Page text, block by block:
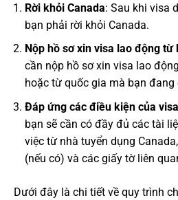
Rời khỏi Canada: Sau khi visa
bạn phải rời khỏi Canada.
Nộp hồ sơ xin visa lao động từ
cần nộp hồ sơ xin visa lao
hoặc từ quốc gia mà bạn đang
Đáp ứng các điều kiện của
bạn sẽ cần có đầy đủ các tài
việc từ nhà tuyển dụng
(nếu có) và các giấy tờ liên
Dưới đây là chi tiết về quy trình